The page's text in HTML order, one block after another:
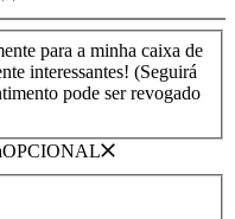
para a minha caixa de
interessantes! (Seguirá
pode ser revogado
OPCIONAL